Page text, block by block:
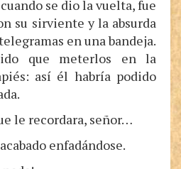
se dio la vuelta, fue
su sirviente y la absurda
en una bandeja.
que meterlos en la
así él habría podido
le recordara, señor…
enfadándose.